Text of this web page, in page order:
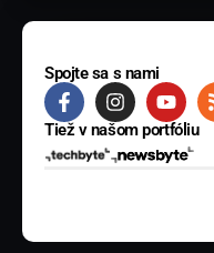
Spojte sa s nami
Tiež v našom portfóliu